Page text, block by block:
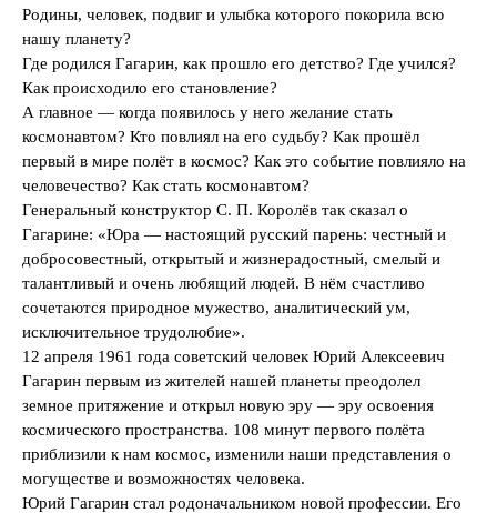
Родины, человек, подвиг и улыбка которого покорила всю
нашу планету?
Где родился Гагарин, как прошло его детство? Где учился?
Как происходило его становление?
А главное — когда появилось у него желание стать
космонавтом? Кто повлиял на его судьбу? Как прошёл
первый в мире полёт в космос? Как это событие повлияло на
человечество? Как стать космонавтом?
Генеральный конструктор С. П. Королёв так сказал о
Гагарине: «Юра — настоящий русский парень: честный и
добросовестный, открытый и жизнерадостный, смелый и
талантливый и очень любящий людей. В нём счастливо
сочетаются природное мужество, аналитический ум,
исключительное трудолюбие».
12 апреля 1961 года советский человек Юрий Алексеевич
Гагарин первым из жителей нашей планеты преодолел
земное притяжение и открыл новую эру — эру освоения
космического пространства. 108 минут первого полёта
приблизили к нам космос, изменили наши представления о
могуществе и возможностях человека.
Юрий Гагарин стал родоначальником новой профессии. Его